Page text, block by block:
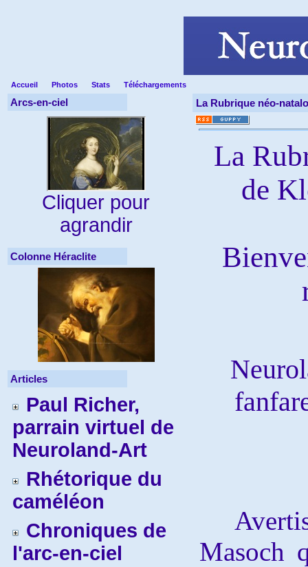
Accueil Photos Stats Téléchargements
Arcs-en-ciel
Cliquer pour
agrandir
Colonne Héraclite
Articles
Paul Richer,
parrain virtuel de
Neuroland-Art
Rhétorique du
caméléon
Chroniques de
l'arc-en-ciel
La Rubrique néo-
La
de
Masoch